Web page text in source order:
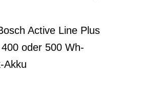
Active Line Plus
oder 500 Wh-
Akku